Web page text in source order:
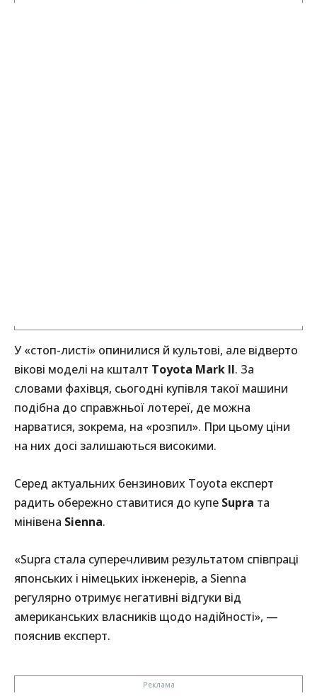
У «стоп-листі» опинилися й культові, але відверто
вікові моделі на кшталт Toyota Mark II. За
словами фахівця, сьогодні купівля такої машини
подібна до справжньої лотереї, де можна
нарватися, зокрема, на «розпил». При цьому ціни
на них досі залишаються високими.
Серед актуальних бензинових Toyota експерт
радить обережно ставитися до купе Supra та
мінівена Sienna.
«Supra стала суперечливим результатом співпраці
японських і німецьких інженерів, а Sienna
регулярно отримує негативні відгуки від
американських власників щодо надійності», —
пояснив експерт.